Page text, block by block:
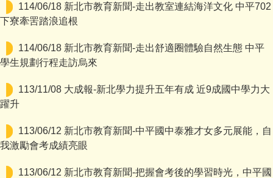
114/06/18 新北市教育新聞-走出教室連結海洋文化 中平702
下寮牽罟踏浪追根
114/06/18 新北市教育新聞-走出舒適圈體驗自然生態 中平
學生規劃行程走訪烏來
113/11/08 大成報-新北學力提升五年有成 近9成國中學力大
躍升
113/06/12 新北市教育新聞-中平國中泰雅才女多元展能，自
我激勵會考成績亮眼
113/06/12 新北市教育新聞-把握會考後的學習時光，中平國